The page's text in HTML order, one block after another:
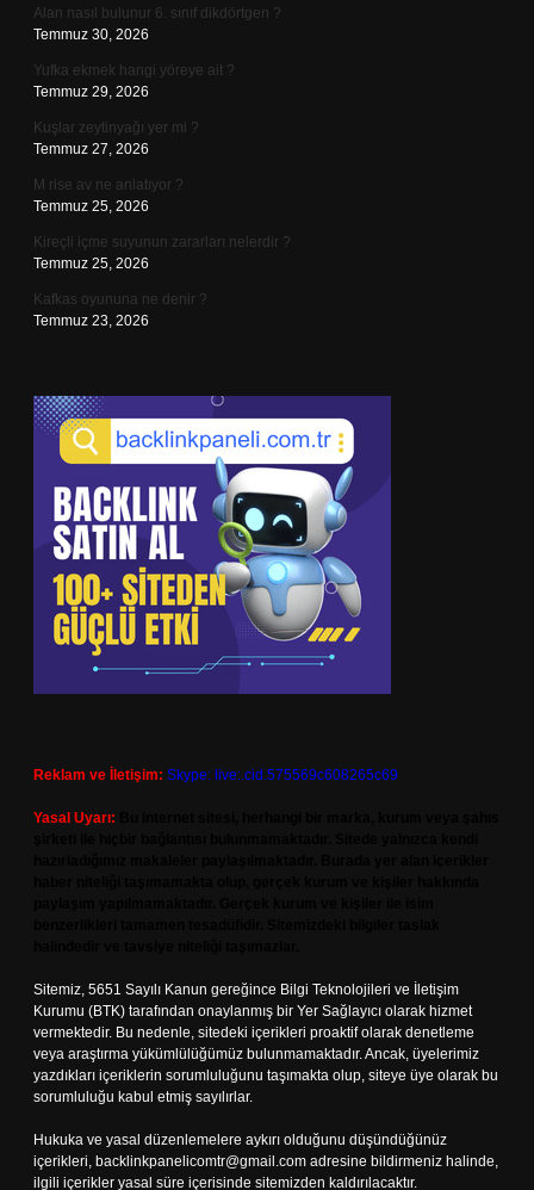
Alan nasıl bulunur 6. sınıf dikdörtgen ?
Temmuz 30, 2026
Yufka ekmek hangi yöreye ait ?
Temmuz 29, 2026
Kuşlar zeytinyağı yer mi ?
Temmuz 27, 2026
M rise av ne anlatıyor ?
Temmuz 25, 2026
Kireçli içme suyunun zararları nelerdir ?
Temmuz 25, 2026
Kafkas oyununa ne denir ?
Temmuz 23, 2026
Reklam ve İletişim: Skype: live:.cid.575569c608265c69
Yasal Uyarı:
Sitemiz, 5651 Sayılı Kanun gereğince Bilgi Teknolojileri ve İletişim
Kurumu (BTK) tarafından onaylanmış bir Yer Sağlayıcı olarak hizmet
vermektedir. Bu nedenle, sitedeki içerikleri proaktif olarak denetleme
veya araştırma yükümlülüğümüz bulunmamaktadır. Ancak, üyelerimiz
yazdıkları içeriklerin sorumluluğunu taşımakta olup, siteye üye olarak bu
sorumluluğu kabul etmiş sayılırlar.
Hukuka ve yasal düzenlemelere aykırı olduğunu düşündüğünüz
içerikleri, backlinkpanelicomtr@gmail.com adresine bildirmeniz halinde,
ilgili içerikler yasal süre içerisinde sitemizden kaldırılacaktır.